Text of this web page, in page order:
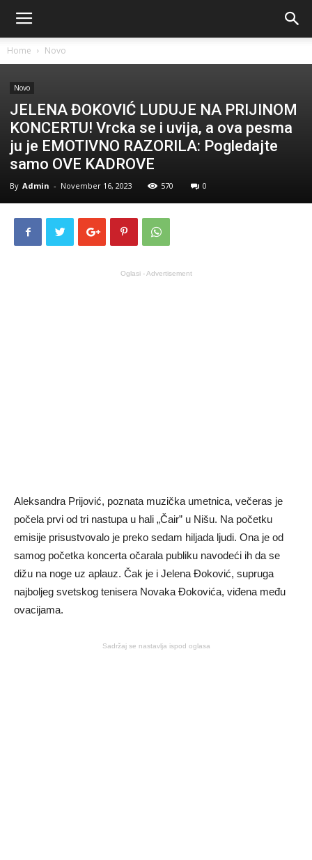
Home Novo
Novo
JELENA ĐOKOVIĆ LUDUJE NA PRIJINOM
KONCERTU! Vrcka se i uvija, a ova pesma
ju je EMOTIVNO RAZORILA: Pogledajte
samo OVE KADROVE
By Admin - November 16, 2023 570 0
Oglasi - Advertisement
Aleksandra Prijović, poznata muzička umetnica, večeras je
počela prvi od tri nastupa u hali „Čair” u Nišu. Na početku
emisije prisustvovalo je preko sedam hiljada ljudi. Ona je od
samog početka koncerta očarala publiku navodeći ih da se
dižu na noge uz aplauz. Čak je i Jelena Đoković, supruga
najboljeg svetskog tenisera Novaka Đokovića, viđena među
ovacijama.
Sadržaj se nastavlja ispod oglasa